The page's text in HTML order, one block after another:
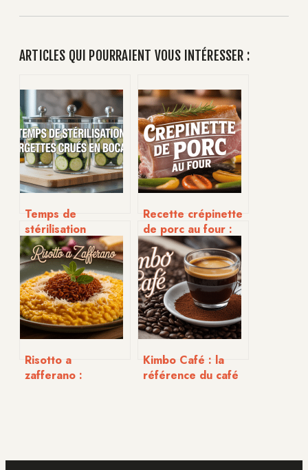
ARTICLES QUI POURRAIENT VOUS INTÉRESSER :
Temps de
stérilisation
courgettes crues
Le Parfait : mode
d’emploi et astuces
Recette crépinette
de porc au four :
réussir un plat
savoureux et
familial
Risotto a
zafferano :
Kimbo Café : la
référence du café